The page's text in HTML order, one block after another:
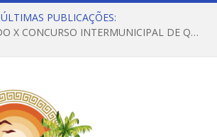
ÚLTIMAS PUBLICAÇÕES:
REGULAMENTO DO X CONCURSO INTERMUNICIPAL DE QUADRILHAS JUNINAS – 2026 – ARRAIÁ DA VENEZA